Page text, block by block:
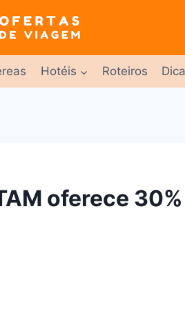
Hotéis Roteiros
oferece